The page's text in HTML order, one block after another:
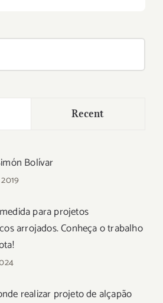
Recent
Bolívar
para projetos
arrojados. Conheça o trabalho
realizar projeto de alçapão